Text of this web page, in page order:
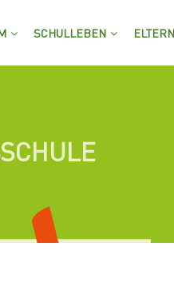
SCHULLEBEN ELTERN